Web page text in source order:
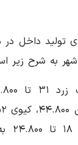
تولید داخل
به شرح زیر